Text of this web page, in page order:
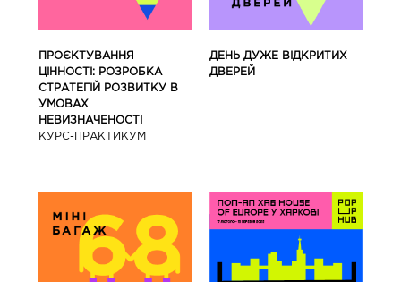
ПРОЄКТУВАННЯ
ЦІННОСТІ: РОЗРОБКА
СТРАТЕГІЙ РОЗВИТКУ В
УМОВАХ
НЕВИЗНАЧЕНОСТІ
КУРС-ПРАКТИКУМ
ДЕНЬ ДУЖЕ ВІДКРИТИХ
ДВЕРЕЙ